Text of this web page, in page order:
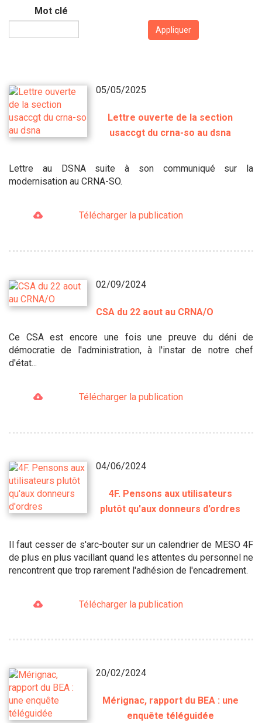
Mot clé
Appliquer
05/05/2025
Lettre ouverte de la section
usaccgt du crna-so au dsna
Lettre au DSNA suite à son communiqué sur la
modernisation au CRNA-SO.
Télécharger la publication
02/09/2024
CSA du 22 aout au CRNA/O
Ce CSA est encore une fois une preuve du déni de
démocratie de l'administration, à l'instar de notre chef
d'état...
Télécharger la publication
04/06/2024
4F. Pensons aux utilisateurs
plutôt qu'aux donneurs d'ordres
Il faut cesser de s'arc-bouter sur un calendrier de MESO 4F
de plus en plus vacillant quand les attentes du personnel ne
rencontrent que trop rarement l'adhésion de l'encadrement.
Télécharger la publication
20/02/2024
Mérignac, rapport du BEA : une
enquête téléguidée